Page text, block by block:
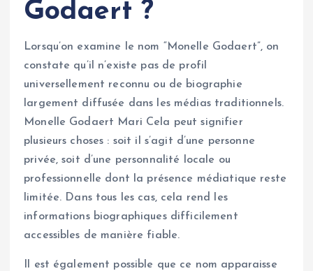
Godaert ?
Lorsqu’on examine le nom “Monelle Godaert”, on
constate qu’il n’existe pas de profil
universellement reconnu ou de biographie
largement diffusée dans les médias traditionnels.
Monelle Godaert Mari Cela peut signifier
plusieurs choses : soit il s’agit d’une personne
privée, soit d’une personnalité locale ou
professionnelle dont la présence médiatique reste
limitée. Dans tous les cas, cela rend les
informations biographiques difficilement
accessibles de manière fiable.
Il est également possible que ce nom apparaisse